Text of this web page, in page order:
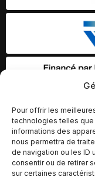
Pour offrir les
technologies telles
informations des
nous permettra de
de navigation ou les ID
consentir ou de retirer
sur certaines